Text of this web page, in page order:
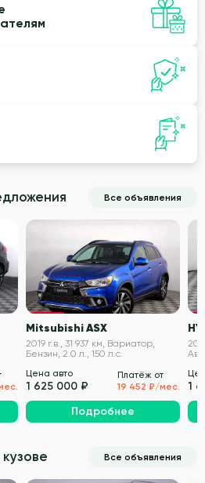
Все объявления
VIN проверен
Mitsubishi ASX
2019 г.в., 31 937 км, Вариатор,
Бензин, 2.0 л., 150 л.с.
Цена авто
1 625 000 ₽
Платёж от
19 452 ₽/мес.
Подробнее
1
Все объявления